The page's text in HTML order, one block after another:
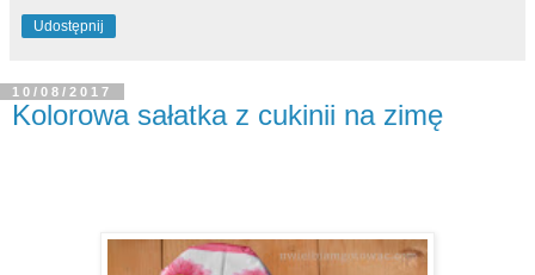
Udostępnij
10/08/2017
Kolorowa sałatka z cukinii na zimę